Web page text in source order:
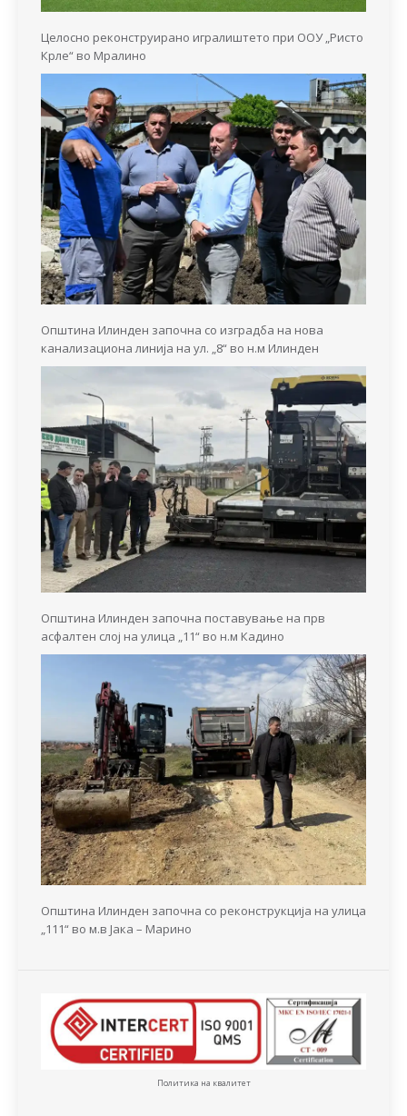
Целосно реконструирано игралиштето при ООУ „Ристо
Крле“ во Мралино
Општина Илинден започна со изградба на нова
канализациона линија на ул. „8“ во н.м Илинден
Општина Илинден започна поставување на прв
асфалтен слој на улица „11“ во н.м Кадино
Општина Илинден започна со реконструкција на улица
„111“ во м.в Јака – Марино
Политика на квалитет